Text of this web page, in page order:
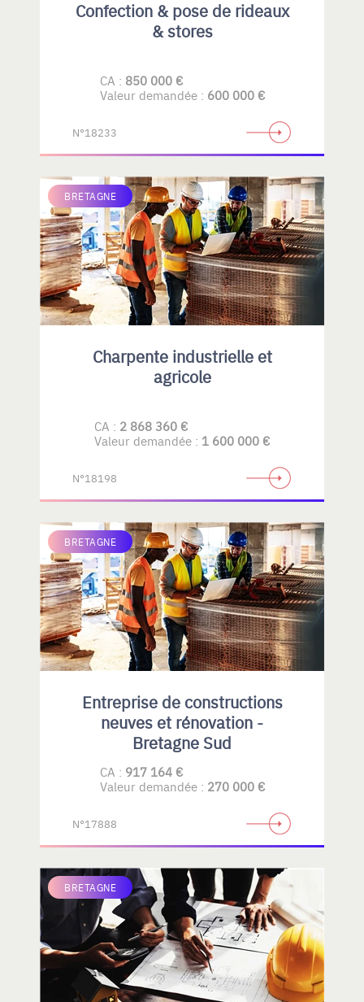
Confection & pose de rideaux
& stores
CA : 850 000 €
Valeur demandée : 600 000 €
N°18233
BRETAGNE
Charpente industrielle et
agricole
CA : 2 868 360 €
Valeur demandée : 1 600 000 €
N°18198
BRETAGNE
Entreprise de constructions
neuves et rénovation -
Bretagne Sud
CA : 917 164 €
Valeur demandée : 270 000 €
N°17888
BRETAGNE